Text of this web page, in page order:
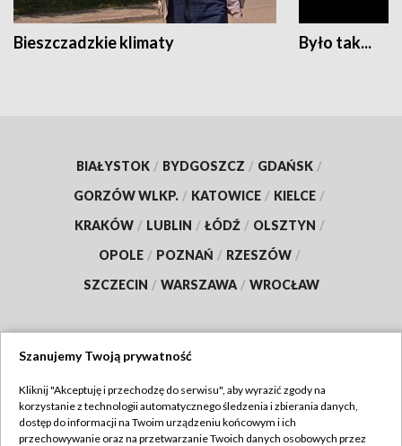
Bieszczadzkie klimaty Było tak...
BIAŁYSTOK / BYDGOSZCZ / GDAŃSK /
GORZÓW WLKP. / KATOWICE / KIELCE /
KRAKÓW / LUBLIN / ŁÓDŹ / OLSZTYN /
OPOLE / POZNAŃ / RZESZÓW /
SZCZECIN / WARSZAWA / WROCŁAW
TVP
Abonament TVP
Szanujemy Twoją prywatność
Kliknij "Akceptuję i przechodzę do serwisu", aby wyrazić zgody na
korzystanie z technologii automatycznego śledzenia i zbierania danych,
dostęp do informacji na Twoim urządzeniu końcowym i ich
przechowywanie oraz na przetwarzanie Twoich danych osobowych przez